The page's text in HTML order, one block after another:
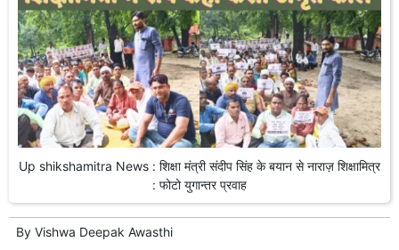
Up shikshamitra News : शिक्षा मंत्री संदीप सिंह के बयान से नाराज़ शिक्षामित्र
: फोटो युगान्तर प्रवाह
By Vishwa Deepak Awasthi